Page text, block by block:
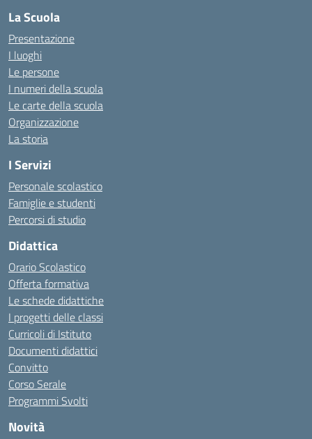
La Scuola
Presentazione
I luoghi
Le persone
I numeri della scuola
Le carte della scuola
Organizzazione
La storia
I Servizi
Personale scolastico
Famiglie e studenti
Percorsi di studio
Didattica
Orario Scolastico
Offerta formativa
Le schede didattiche
I progetti delle classi
Curricoli di Istituto
Documenti didattici
Convitto
Corso Serale
Programmi Svolti
Novità